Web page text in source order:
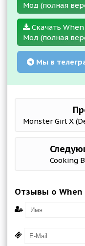
Мод (полная
Скачать
Мод (полная
Мы в
Cooking
Отзывы о When